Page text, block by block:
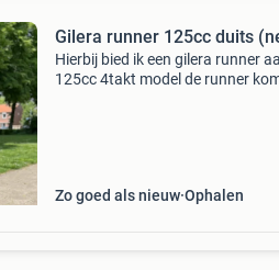
Gilera runner 125cc duits
Hierbij bied ik een gilera runner
125cc 4takt model de runner
Zo goed als nieuw Ophalen